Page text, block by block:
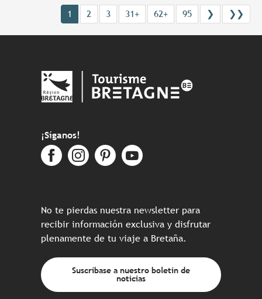
1 2 3 31+ 62+ 95 ❯ ❯❯
¡Síganos!
No te pierdas nuestra newsletter para
recibir información exclusiva y disfrutar
plenamente de tu viaje a Bretaña.
Suscríbase a nuestro boletín de
noticias